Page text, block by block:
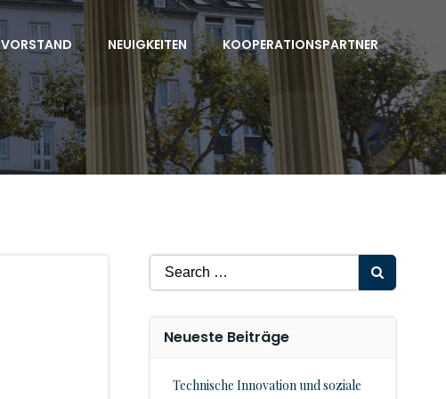
VORSTAND NEUIGKEITEN KOOPERATIONSPARTNER
Search
for:
Neueste Beiträge
Technische Innovation und soziale